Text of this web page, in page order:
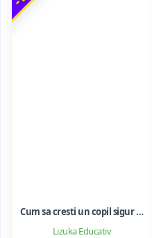
Lizuka Educativ
Cum sa cresti un copil sigur de sine ... si sa-i consolidezi autostima